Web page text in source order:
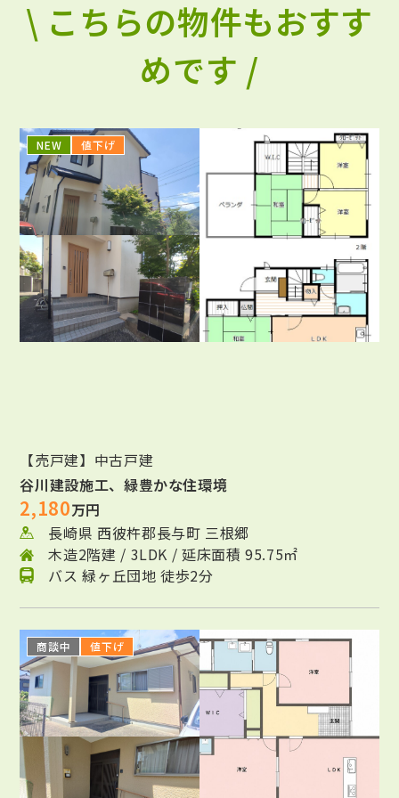
\ こちらの物件もおすす
めです /
NEW 値下げ
【売戸建】中古戸建
谷川建設施工、緑豊かな住環境
2,180万円
長崎県 西彼杵郡長与町 三根郷
木造2階建 / 3LDK / 延床面積 95.75㎡
バス 緑ヶ丘団地 徒歩2分
商談中 値下げ